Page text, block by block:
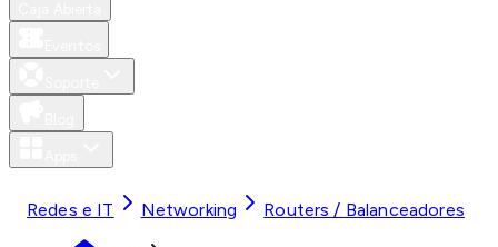
Redes e IT
Networking Routers / Balanceadores